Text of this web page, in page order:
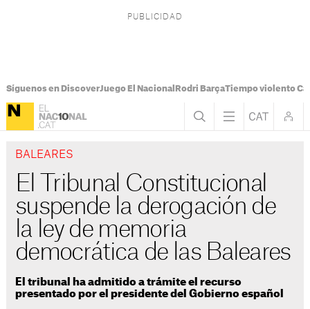
Síguenos en DiscoverJuego El Nacional Rodri BarçaTiempo violento
BALEARES
El Tribunal Constitucional
suspende la derogación de
la ley de memoria
democrática de las Baleares
El tribunal ha admitido a trámite el recurso
presentado por el presidente del Gobierno español